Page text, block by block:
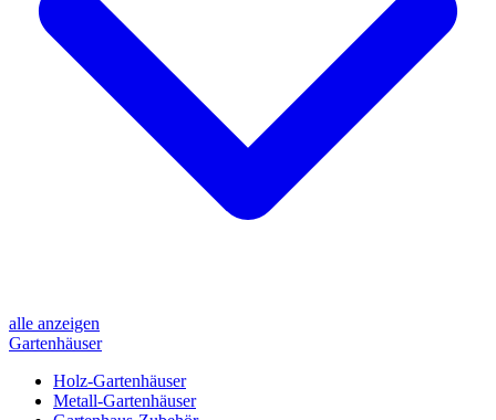
alle anzeigen
Gartenhäuser
Holz-Gartenhäuser
Metall-Gartenhäuser